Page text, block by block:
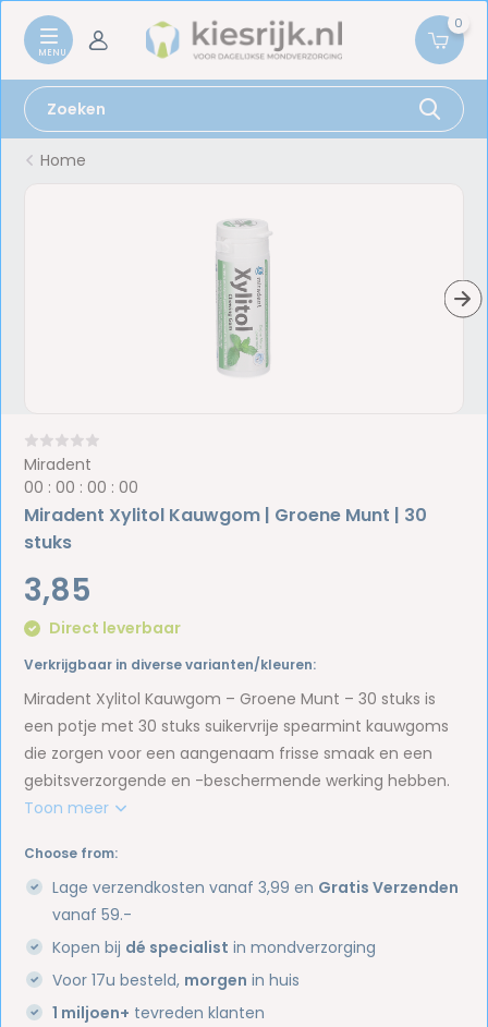
0
Home
Miradent
00 :00 :00 :00
Miradent Xylitol Kauwgom | Groene Munt | 30
stuks
3,85
Direct leverbaar
Verkrijgbaar in diverse varianten/kleuren:
Miradent Xylitol Kauwgom – Groene Munt – 30 stuks is
een potje met 30 stuks suikervrije spearmint kauwgoms
die zorgen voor een aangenaam frisse smaak en een
gebitsverzorgende en -beschermende werking hebben.
Toon meer
Choose from:
Lage verzendkosten vanaf 3,99 en Gratis Verzenden
vanaf 59.-
Kopen bij dé specialist in mondverzorging
Voor 17u besteld, morgen in huis
1 miljoen+ tevreden klanten